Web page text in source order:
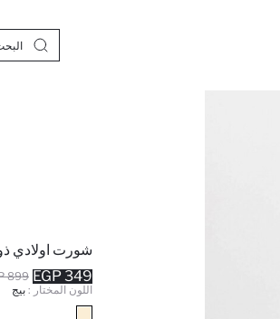
شورت اولادي
899 EGP 349 EGP
اللون المختار : بيج